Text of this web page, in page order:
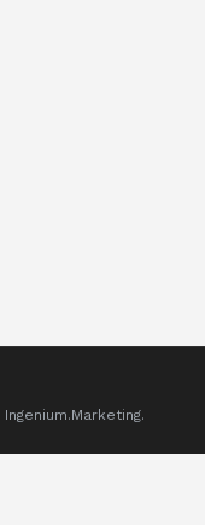
Ingenium.Marketing.